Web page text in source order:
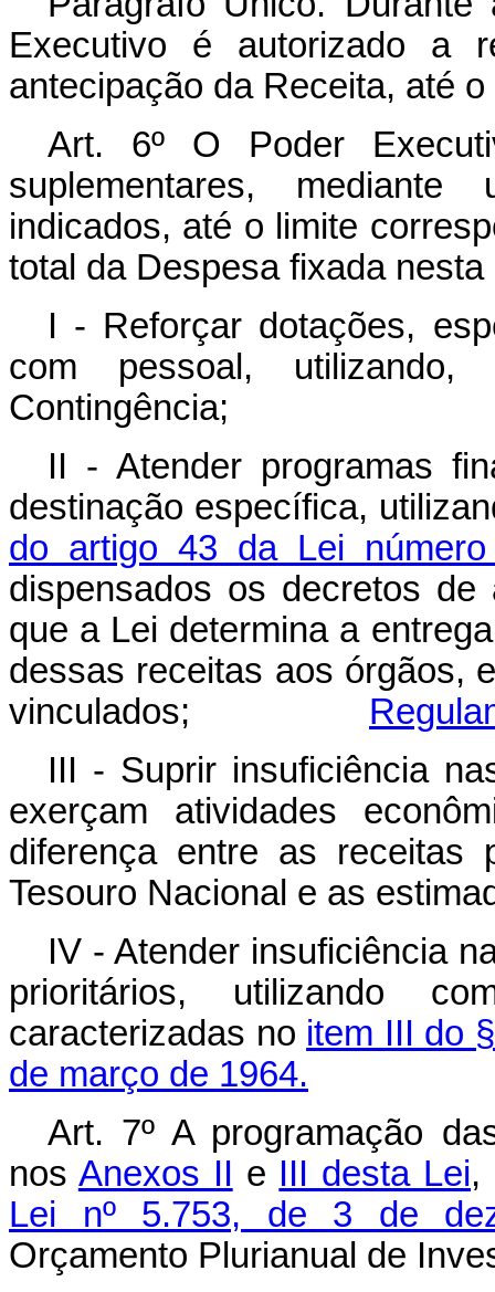
Executivo é autorizado a
antecipação da Receita, até
Art. 6º O Poder
suplementares,
indicados, até o limite
total da Despesa fixada
I - Reforçar dotações,
com pessoal,
Contingência;
II - Atender programas
destinação específica,
do artigo 43 da Lei
dispensados os decretos
que a Lei determina a
dessas receitas aos órgãos,
vinculados;
III - Suprir insuficiência
exerçam atividades
diferença entre as receitas
Tesouro Nacional e as
IV - Atender insuficiência
prioritários, utilizando
caracterizadas no item III do
de março de 1964.
Art. 7º A programação
nos Anexos II e III desta Lei,
Lei nº 5.753, de 3 de
Orçamento Plurianual de